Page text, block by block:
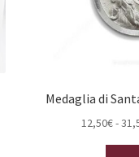
Medaglia di
12,50€-